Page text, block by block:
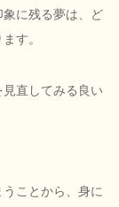
に残る夢は、ど
す。
直してみる良い
ことから、身に